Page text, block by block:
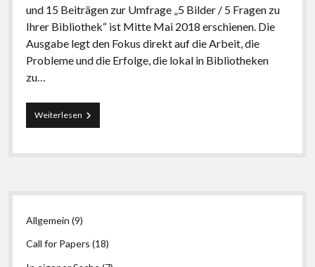
und 15 Beiträgen zur Umfrage „5 Bilder / 5 Fragen zu
Ihrer Bibliothek“ ist Mitte Mai 2018 erschienen. Die
Ausgabe legt den Fokus direkt auf die Arbeit, die
Probleme und die Erfolge, die lokal in Bibliotheken
zu…
Weiterlesen#33:
„Ortstermin
Reportagen
Seitenleiste
Allgemein (9)
Call for Papers (18)